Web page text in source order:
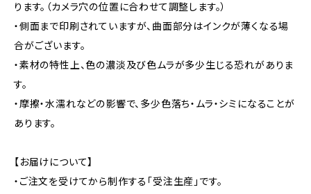
ります。（カメラ穴の位置に合わせて調整します。）
・側面まで印刷されていますが、曲面部分はインクが薄くなる場
合がございます。
・素材の特性上、色の濃淡及び色ムラが多少生じる恐れがありま
す。
・摩擦・水濡れなどの影響で、多少色落ち・ムラ・シミになることが
あります。
【お届けについて】
・ご注文を受けてから制作する「受注生産」です。